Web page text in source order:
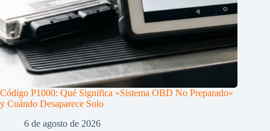
Código P1000: Qué Significa «Sistema OBD No Preparado»
y Cuándo Desaparece Solo
6 de agosto de 2026